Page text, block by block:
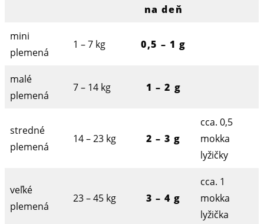
na deň
mini
plemená
1 – 7 kg 0,5 – 1 g
malé
plemená
7 – 14 kg 1 – 2 g
stredné
plemená
14 – 23 kg 2 – 3 g
cca. 0,5
mokka
lyžičky
veľké
plemená
23 – 45 kg 3 – 4 g
cca. 1
mokka
lyžička